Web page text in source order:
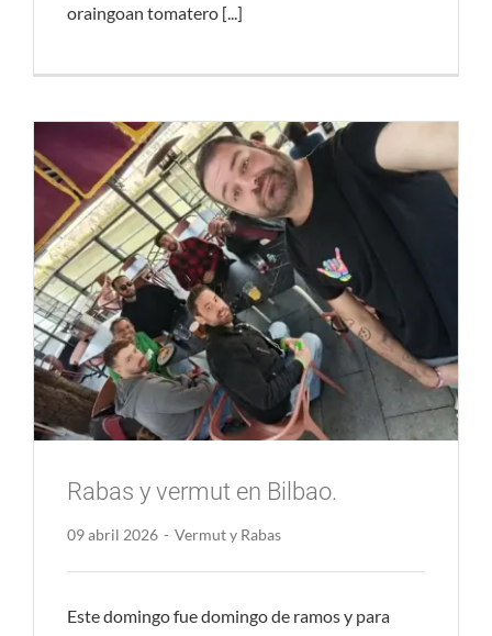
oraingoan tomatero [...]
Rabas y vermut en Bilbao.
09 abril 2026 - Vermut y Rabas
Este domingo fue domingo de ramos y para